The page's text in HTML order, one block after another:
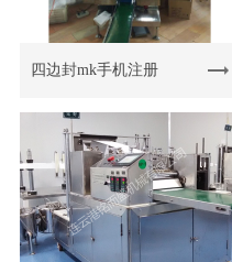
四边封mk手机注册